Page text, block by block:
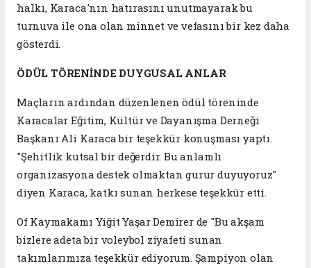
halkı, Karaca'nın hatırasını unutmayarak bu
turnuva ile ona olan minnet ve vefasını bir kez daha
gösterdi.
ÖDÜL TÖRENİNDE DUYGUSAL ANLAR
Maçların ardından düzenlenen ödül töreninde
Karacalar Eğitim, Kültür ve Dayanışma Derneği
Başkanı Ali Karaca bir teşekkür konuşması yaptı.
"Şehitlik kutsal bir değerdir. Bu anlamlı
organizasyona destek olmaktan gurur duyuyoruz"
diyen Karaca, katkı sunan herkese teşekkür etti.
Of Kaymakamı Yiğit Yaşar Demirer de "Bu akşam
bizlere adeta bir voleybol ziyafeti sunan
takımlarımıza teşekkür ediyorum. Şampiyon olan